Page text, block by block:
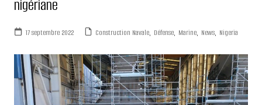
nigériane
17 septembre 2022 Construction Navale, Défense, Marine, News, Nigeria